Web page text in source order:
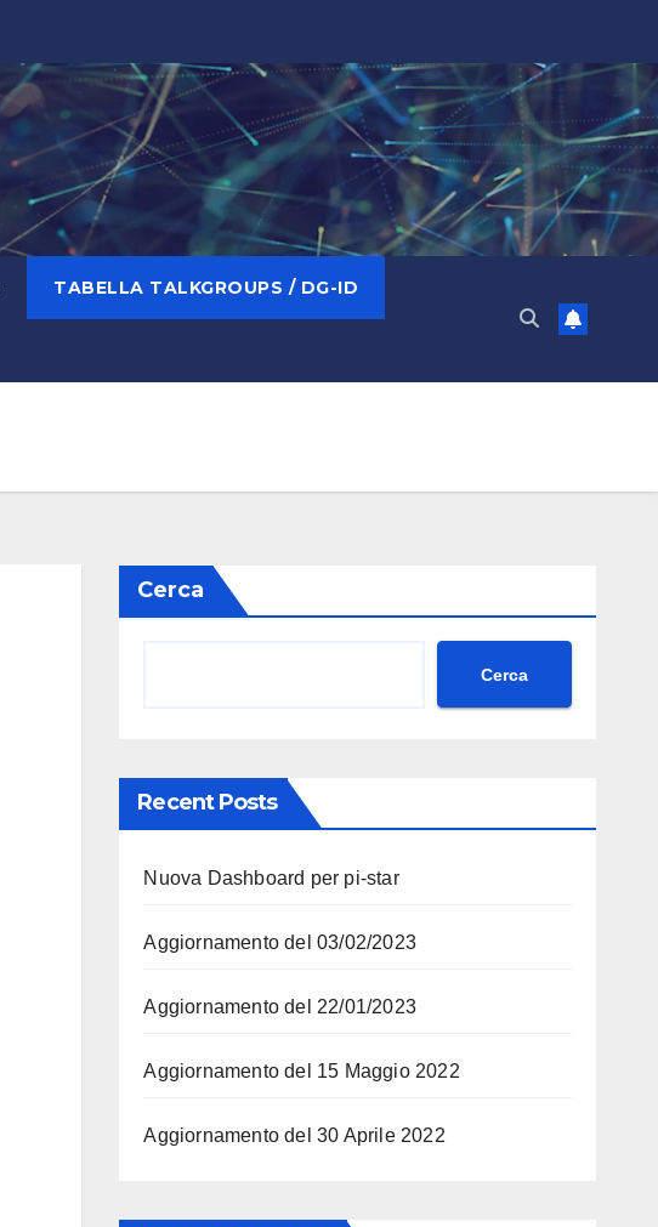
TABELLA TALKGROUPS / DG-ID
Cerca
Cerca
Recent Posts
Nuova Dashboard per pi-star
Aggiornamento del 03/02/2023
Aggiornamento del 22/01/2023
Aggiornamento del 15 Maggio 2022
Aggiornamento del 30 Aprile 2022